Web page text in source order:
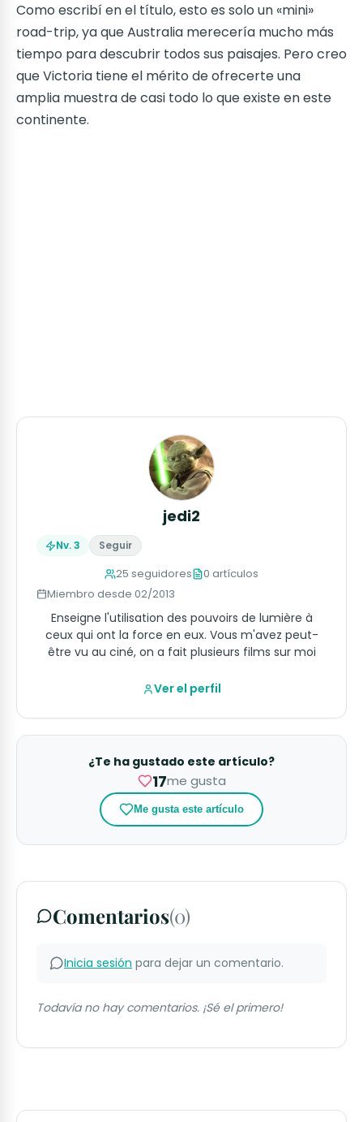
Como escribí en el título, esto es solo un «mini»
road-trip, ya que Australia merecería mucho más
tiempo para descubrir todos sus paisajes. Pero creo
que Victoria tiene el mérito de ofrecerte una
amplia muestra de casi todo lo que existe en este
continente.
jedi2
Nv. 3 Seguir
25 seguidores
0 artículos
Miembro desde 02/2013
Enseigne l'utilisation des pouvoirs de lumière à
ceux qui ont la force en eux. Vous m'avez peut-
être vu au ciné, on a fait plusieurs films sur moi
Ver el perfil
¿Te ha gustado este artículo?
17me gusta
Me gusta este artículo
Comentarios(0)
Inicia sesión para dejar un comentario.
Todavía no hay comentarios. ¡Sé el primero!